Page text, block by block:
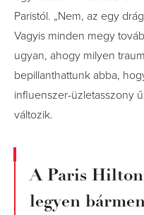
Paristól. „Nem, az egy
Vagyis minden megy
ugyan, ahogy milyen
bepillanthattunk abba,
influenszer-üzletasszony
változik.
A Paris
legyen